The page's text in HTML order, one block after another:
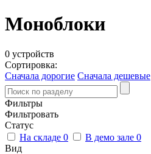
Моноблоки
0 устройств
Сортировка:
Сначала дорогие Сначала дешевые
Фильтры
Фильтровать
Статус
На складе 0 В демо зале 0
Вид